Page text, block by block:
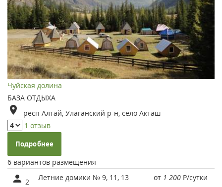
Чуйская долина
БАЗА ОТДЫХА
респ Алтай, Улаганский р-н, село Акташ
1 отзыв
Подробнее
6 вариантов размещения
2 Летние домики № 9, 11, 13 от 1 200 Р/сутки